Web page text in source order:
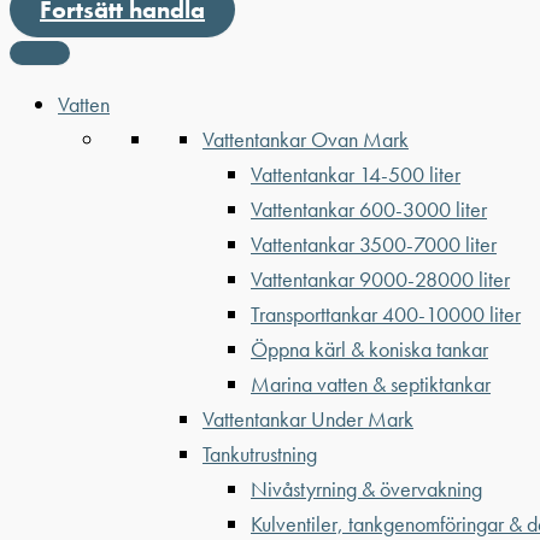
Fortsätt handla
Vatten
Vattentankar Ovan Mark
Vattentankar 14-500 liter
Vattentankar 600-3000 liter
Vattentankar 3500-7000 liter
Vattentankar 9000-28000 liter
Transporttankar 400-10000 liter
Öppna kärl & koniska tankar
Marina vatten & septiktankar
Vattentankar Under Mark
Tankutrustning
Nivåstyrning & övervakning
Kulventiler, tankgenomföringar &